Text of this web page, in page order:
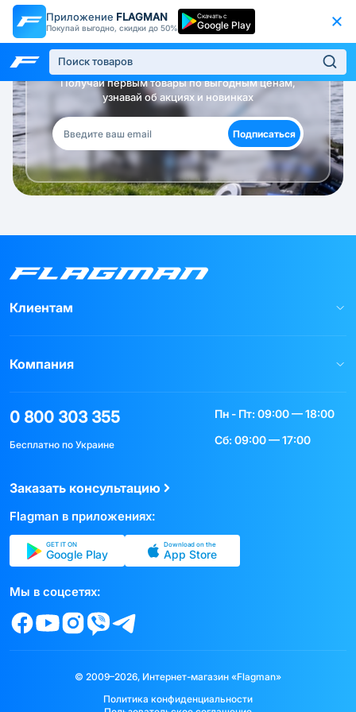
Приложение FLAGMAN
Покупай выгодно, скидки до 50%
Скачать с
Google Play
Будь в курсе!
Получай первым товары по выгодным ценам,
узнавай об акциях и новинках
Подписаться
Клиентам
Компания
0 800 303 355
Бесплатно по Украине
Пн - Пт: 09:00 — 18:00
Сб: 09:00 — 17:00
Заказать консультацию
Flagman в приложениях:
GET IT ON
Google Play
Download on the
App Store
Мы в соцсетях:
© 2009–2026, Интернет-магазин «Flagman»
Политика конфиденциальности